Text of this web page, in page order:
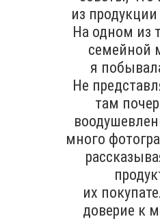
из
На одном из
семейной
я
Не
там
много
их
доверие к